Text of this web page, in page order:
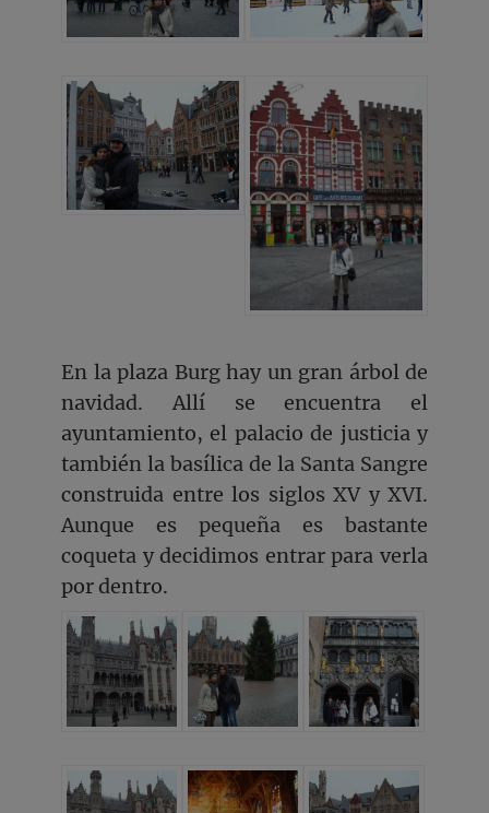
En la plaza Burg hay un gran árbol de
navidad. Allí se encuentra el
ayuntamiento, el palacio de justicia y
también la basílica de la Santa Sangre
construida entre los siglos XV y XVI.
Aunque es pequeña es bastante
coqueta y decidimos entrar para verla
por dentro.